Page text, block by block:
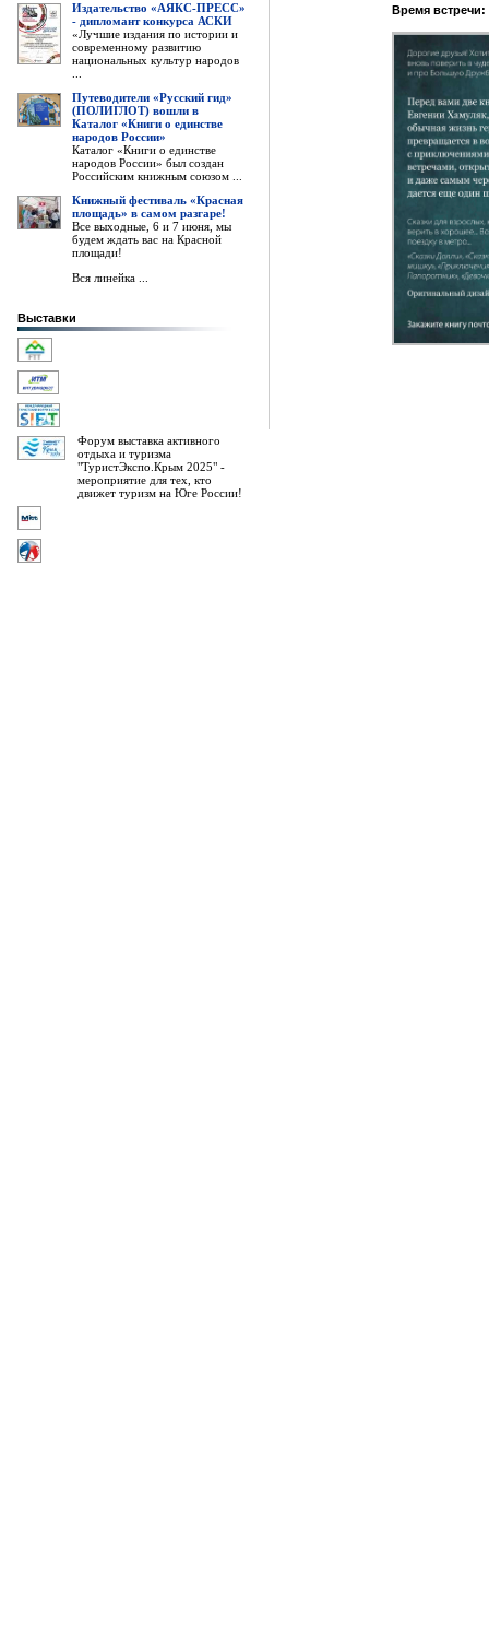
Издательство «АЯКС-ПРЕСС»
- дипломант конкурса АСКИ
«Лучшие издания по истории и
современному развитию
национальных культур народов
Путеводители «Русский гид»
(ПОЛИГЛОТ) вошли в
Каталог «Книги о единстве
народов России»
Каталог «Книги о единстве
народов России» был создан
Российским книжным союзом ...
Книжный фестиваль «Красная
площадь» в самом разгаре!
Все выходные, 6 и 7 июня, мы
будем ждать вас на Красной
площади!
Вся линейка ...
Выставки
Форум выставка активного
отдыха и туризма
"ТуристЭкспо.Крым 2025" -
мероприятие для тех, кто
движет туризм на Юге России!
Время встречи: